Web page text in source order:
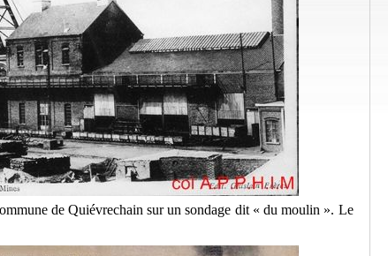
de Quiévrechain sur un sondage dit « du moulin ». Le